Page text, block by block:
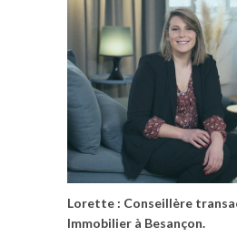
Lorette : Conseillère
Immobilier à Besançon.